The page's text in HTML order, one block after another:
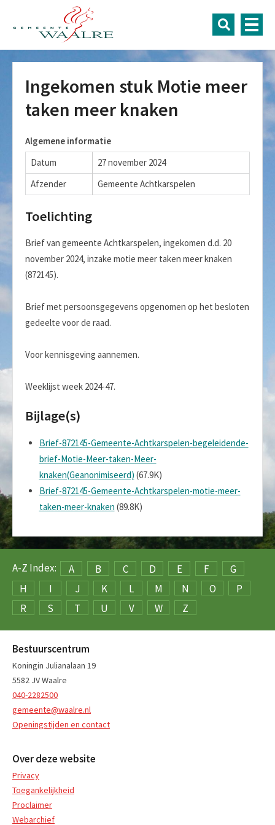
Ingekomen stuk Motie meer
taken meer knaken
Algemene informatie
Datum
27 november 2024
Afzender
Gemeente Achtkarspelen
Toelichting
Brief van gemeente Achtkarspelen, ingekomen d.d. 20
november 2024, inzake motie meer taken meer knaken
(872145).
Brief met persoonsgegevens opgenomen op het besloten
gedeelte voor de raad.
Voor kennisgeving aannemen.
Weeklijst week 2024-47.
Bijlage(s)
Brief-872145-Gemeente-Achtkarspelen-begeleidende-
brief-Motie-Meer-taken-Meer-
knaken(Geanonimiseerd) (67.9K)
Brief-872145-Gemeente-Achtkarspelen-motie-meer-
taken-meer-knaken (89.8K)
A-Z Index: A B C D E F
G
H
I J K L M N O
P
R
S T U V W Z
Bestuurscentrum
Koningin Julianalaan 19
5582 JV Waalre
040-2282500
gemeente@waalre.nl
Openingstijden en contact
Over deze website
Privacy
Toegankelijkheid
Proclaimer
Webarchief